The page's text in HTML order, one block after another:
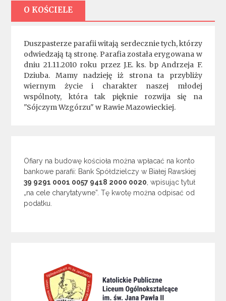
O KOŚCIELE
Duszpasterze parafii witają serdecznie tych, którzy
odwiedzają tą stronę. Parafia została erygowana w
dniu 21.11.2010 roku przez J.E. ks. bp Andrzeja F.
Dziuba. Mamy nadzieję iż strona ta przybliży
wiernym życie i charakter naszej młodej
wspólnoty, która tak pięknie rozwija się na
"Sójczym Wzgórzu" w Rawie Mazowieckiej.
Ofiary na budowę kościoła można wpłacać na konto
bankowe parafii: Bank Spółdzielczy w Białej Rawskiej
39 9291 0001 0057 9418 2000 0020 , wpisując tytuł
„na cele charytatywne”. Tę kwotę można odpisać od
podatku.